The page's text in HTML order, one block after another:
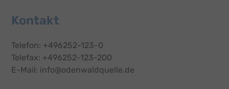
Kontakt
Telefon: +496252-123-0
Telefax: +496252-123-200
E-Mail: info@odenwaldquelle.de